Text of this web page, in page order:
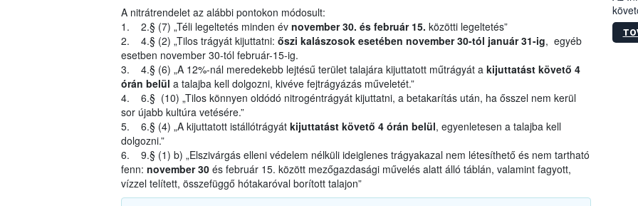
A nitrátrendelet az alábbi pontokon módosult:
1. 2.§ (7) „Téli legeltetés minden év november 30. és február 15. közötti legeltetés”
2. 4.§ (2) „Tilos trágyát kijuttatni: őszi kalászosok esetében november 30-tól január 31-ig, egyéb
esetben november 30-tól február-15-ig.
3. 4.§ (6) „A 12%-nál meredekebb lejtésű terület talajára kijuttatott műtrágyát a kijuttatást követő 4
órán belül a talajba kell dolgozni, kivéve fejtrágyázás műveletét.”
4. 6.§ (10) „Tilos könnyen oldódó nitrogéntrágyát kijuttatni, a betakarítás után, ha ősszel nem kerül
sor újabb kultúra vetésére.”
5. 6.§ (4) „A kijuttatott istállótrágyát kijuttatást követő 4 órán belül, egyenletesen a talajba kell
dolgozni.”
6. 9.§ (1) b) „Elszivárgás elleni védelem nélküli ideiglenes trágyakazal nem létesíthető és nem tartható
fenn: november 30 és február 15. között mezőgazdasági művelés alatt álló táblán, valamint fagyott,
vízzel telített, összefüggő hótakaróval borított talajon”